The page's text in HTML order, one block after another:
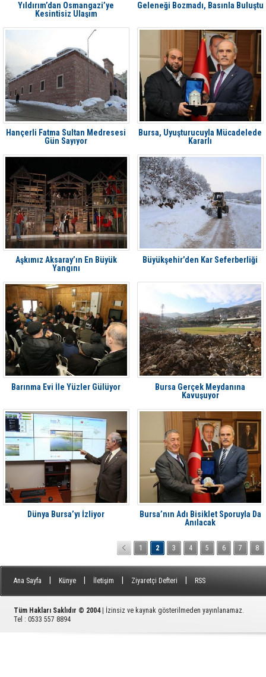
Yıldırım’dan Osmangazi’ye
Kesintisiz Ulaşım
Geleneği Bozmadı, Basınla Buluştu
Hançerli Fatma Sultan Medresesi
Gün Sayıyor
Bursa, Uyuşturucuyla Mücadelede
Kararlı
Aşkımız Aksaray’ın En Büyük
Yangını
Büyükşehir’den Kar Seferberliği
Barınma Evi İle Yüzler Gülüyor
Bursa Gerçek Meydanına
Kavuşuyor
Dünya Bursa’yı İzliyor
Bursa’nın Adı Bisiklet Sporuyla Da
Anılacak
1 2 3 4 5 6 7 8
Ana Sayfa Künye İletişim Ziyaretçi Defteri RSS
Tüm Hakları Saklıdır © 2004
| İzinsiz ve kaynak gösterilmeden yayınlanamaz.
Tel : 0533 557 8894